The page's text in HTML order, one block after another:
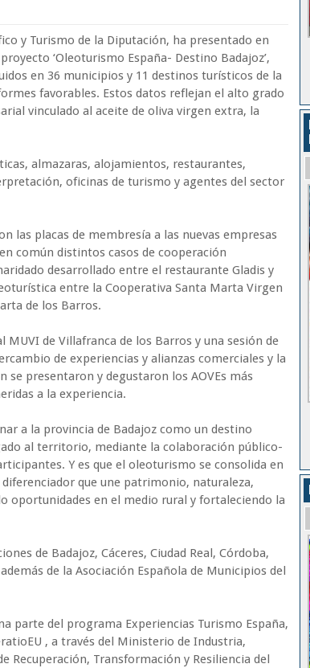
y Turismo de la Diputación, ha presentado en
‘Oleoturismo España- Destino Badajoz’,
en 36 municipios y 11 destinos turísticos de la
favorables. Estos datos reflejan el alto grado
vinculado al aceite de oliva virgen extra, la
almazaras, alojamientos, restaurantes,
oficinas de turismo y agentes del sector
las placas de membresía a las nuevas empresas
común distintos casos de cooperación
desarrollado entre el restaurante Gladis y
entre la Cooperativa Santa Marta Virgen
de los Barros.
MUVI de Villafranca de los Barros y una sesión de
de experiencias y alianzas comerciales y la
presentaron y degustaron los AOVEs más
a la experiencia.
a la provincia de Badajoz como un destino
al territorio, mediante la colaboración público-
Y es que el oleoturismo se consolida en
que une patrimonio, naturaleza,
oportunidades en el medio rural y fortaleciendo la
de Badajoz, Cáceres, Ciudad Real, Córdoba,
de la Asociación Española de Municipios del
parte del programa Experiencias Turismo España,
, a través del Ministerio de Industria,
Recuperación, Transformación y Resiliencia del